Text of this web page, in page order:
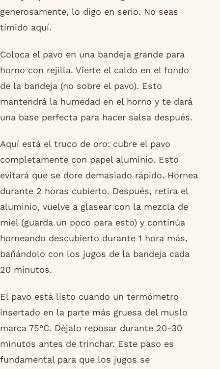
generosamente, lo digo en serio. No seas
tímido aquí.
Coloca el pavo en una bandeja grande para
horno con rejilla. Vierte el caldo en el fondo
de la bandeja (no sobre el pavo). Esto
mantendrá la humedad en el horno y te dará
una base perfecta para hacer salsa después.
Aquí está el truco de oro: cubre el pavo
completamente con papel aluminio. Esto
evitará que se dore demasiado rápido. Hornea
durante 2 horas cubierto. Después, retira el
aluminio, vuelve a glasear con la mezcla de
miel (guarda un poco para esto) y continúa
horneando descubierto durante 1 hora más,
bañándolo con los jugos de la bandeja cada
20 minutos.
El pavo está listo cuando un termómetro
insertado en la parte más gruesa del muslo
marca 75°C. Déjalo reposar durante 20-30
minutos antes de trinchar. Este paso es
fundamental para que los jugos se